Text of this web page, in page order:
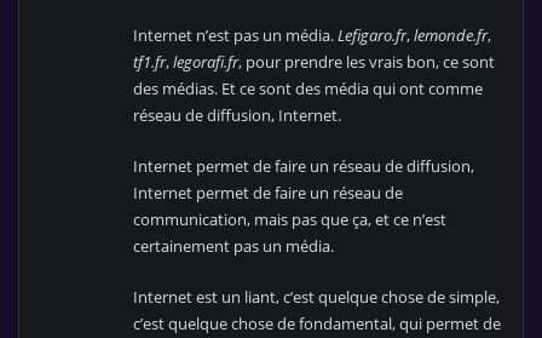
Internet n’est pas un média.Lefigaro.fr,lemonde.fr,
tf1.fr,legorafi.fr, pour prendre les vrais bon, ce sont
des médias. Et ce sont des média qui ont comme
réseau de diffusion, Internet.
Internet permet de faire un réseau de diffusion,
Internet permet de faire un réseau de
communication, mais pas que ça, et ce n’est
certainement pas un média.
Internet est un liant, c’est quelque chose de simple,
c’est quelque chose de fondamental, qui permet de